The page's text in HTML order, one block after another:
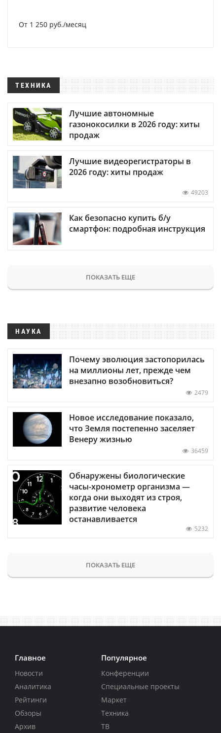
От 1 250 руб./месяц
ТЕХНИКА
Лучшие автономные
газонокосилки в 2026 году: хиты
продаж
Лучшие видеорегистраторы в
2026 году: хиты продаж
49203
Как безопасно купить б/у
смартфон: подробная инструкция
ПОКАЗАТЬ ЕЩЕ
НАУКА
Почему эволюция застопорилась
на миллионы лет, прежде чем
внезапно возобновиться?
2479
Новое исследование показало,
что Земля постепенно заселяет
Венеру жизнью
36459
Обнаружены биологические
часы-хронометр организма —
когда они выходят из строя,
развитие человека
останавливается
5232
ПОКАЗАТЬ ЕЩЕ
Главное
Новости
Аналитика
Рейтинги
Обзоры
Архив
Популярное
Конференции
Специальные проекты
Маркет
Техника
ТВ